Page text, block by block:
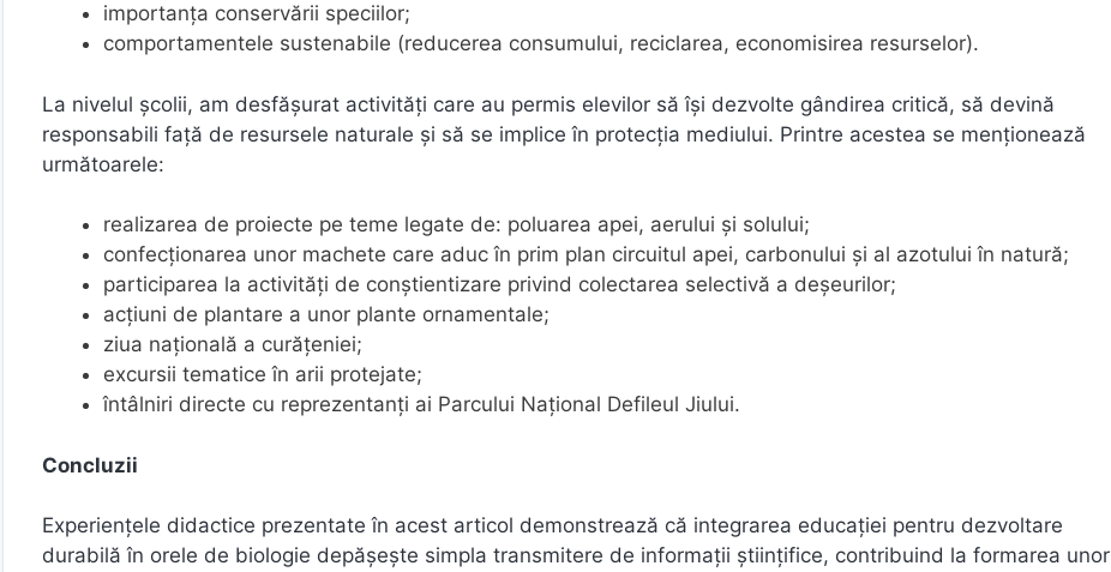
importanța conservării speciilor;
comportamentele sustenabile (reducerea consumului, reciclarea, economisirea resurselor).
La nivelul școlii, am desfășurat activități care au permis elevilor să își dezvolte gândirea critică, să devină
responsabili față de resursele naturale și să se implice în protecția mediului. Printre acestea se menționează
următoarele:
realizarea de proiecte pe teme legate de: poluarea apei, aerului și solului;
confecționarea unor machete care aduc în prim plan circuitul apei, carbonului și al azotului în natură;
participarea la activități de conștientizare privind colectarea selectivă a deșeurilor;
acțiuni de plantare a unor plante ornamentale;
ziua națională a curățeniei;
excursii tematice în arii protejate;
întâlniri directe cu reprezentanți ai Parcului Național Defileul Jiului.
Concluzii
Experiențele didactice prezentate în acest articol demonstrează că integrarea educației pentru dezvoltare
durabilă în orele de biologie depășește simpla transmitere de informații științifice, contribuind la formarea unor